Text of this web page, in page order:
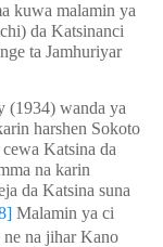
kuwa malamin ya
da Katsinanci
ta Jamhuriyar
(1934) wanda ya
harshen Sokoto
Katsina da
na karin
da Katsina suna
Malamin ya ci
ne na jihar Kano